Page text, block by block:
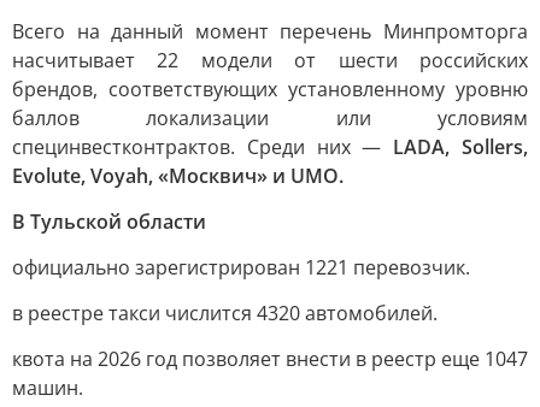
Всего на данный момент перечень Минпромторга
насчитывает 22 модели от шести российских
брендов, соответствующих установленному уровню
баллов локализации или условиям
специнвестконтрактов. Среди них — LADA, Sollers,
Evolute, Voyah, «Москвич» и UMO.
В Тульской области
официально зарегистрирован 1221 перевозчик.
в реестре такси числится 4320 автомобилей.
квота на 2026 год позволяет внести в реестр еще 1047
машин.